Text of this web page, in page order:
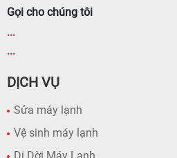
Gọi cho chúng tôi
...
...
DỊCH VỤ
Sửa máy lạnh
Vệ sinh máy lạnh